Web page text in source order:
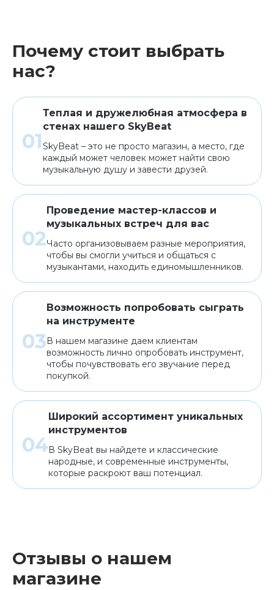
Почему стоит выбрать
нас?
Теплая и дружелюбная атмосфера в
стенах нашего SkyBeat
SkyBeat – это не просто магазин, а место, где
каждый может человек может найти свою
музыкальную душу и завести друзей.
Проведение мастер-классов и
музыкальных встреч для вас
Часто организовываем разные мероприятия,
чтобы вы смогли учиться и общаться с
музыкантами, находить единомышленников.
Возможность попробовать сыграть
на инструменте
В нашем магазине даем клиентам
возможность лично опробовать инструмент,
чтобы почувствовать его звучание перед
покупкой.
Широкий ассортимент уникальных
инструментов
В SkyBeat вы найдете и классические
народные, и современные инструменты,
которые раскроют ваш потенциал.
Отзывы о нашем
магазине